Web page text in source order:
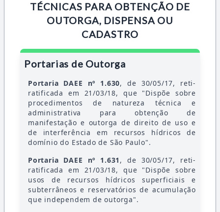
TÉCNICAS PARA OBTENÇÃO DE
OUTORGA, DISPENSA OU
CADASTRO
Portarias de Outorga
Portaria DAEE nº 1.630, de 30/05/17, reti-
ratificada em 21/03/18, que "Dispõe sobre
procedimentos de natureza técnica e
administrativa para obtenção de
manifestação e outorga de direito de uso e
de interferência em recursos hídricos de
domínio do Estado de São Paulo".
Portaria DAEE nº 1.631 , de 30/05/17, reti-
ratificada em 21/03/18, que "Dispõe sobre
usos de recursos hídricos superficiais e
subterrâneos e reservatórios de acumulação
que independem de outorga".